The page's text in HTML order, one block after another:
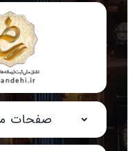
صفحات مهم